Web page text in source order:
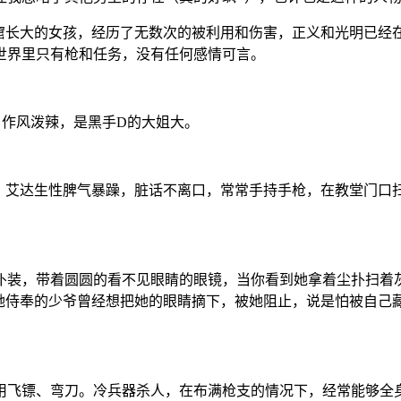
大的女孩，经历了无数次的被利用和伤害，正义和光明已
里只有枪和任务，没有任何感情可言。
风泼辣，是黑手D的大姐大。
达生性脾气暴躁，脏话不离口，常常手持手枪，在教堂门
，带着圆圆的看不见眼睛的眼镜，当你看到她拿着尘扑扫
奉的少爷曾经想把她的眼睛摘下，被她阻止，说是怕被自己
镖、弯刀。冷兵器杀人，在布满枪支的情况下，经常能够全